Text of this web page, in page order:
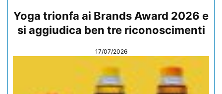
Yoga trionfa ai Brands Award 2026 e
si aggiudica ben tre riconoscimenti
17/07/2026